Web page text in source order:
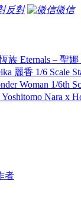
反對 微信
族 Eternals – 聖娜
麗香 1/6 Scale
Woman 1/6th
Nara x
者